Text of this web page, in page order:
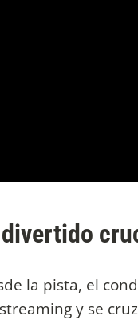
la pista, el
y se